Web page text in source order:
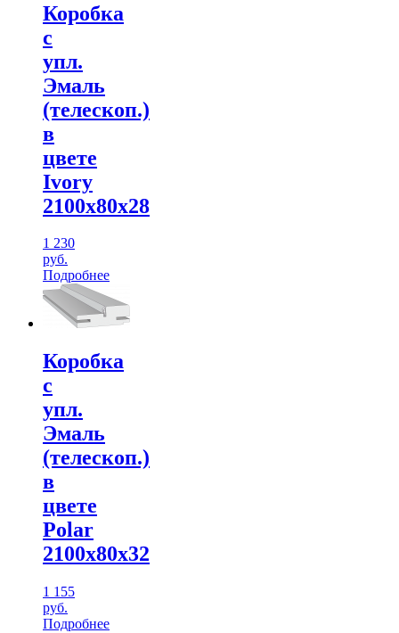
Коробка
с
упл.
Эмаль
(телескоп.)
в
цвете
Ivory
2100х80х28
1 230
руб.
Подробнее
Коробка
с
упл.
Эмаль
(телескоп.)
в
цвете
Polar
2100х80х32
1 155
руб.
Подробнее